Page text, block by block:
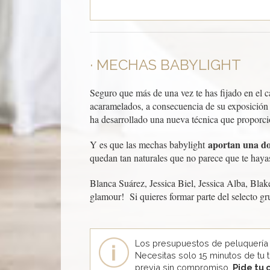
MECHAS BABYLIGHT
Seguro que más de una vez te has fijado en
acaramelados, a consecuencia de su
ha desarrollado una nueva técnica que
Y es que las mechas babylightaportan una
quedan tan naturales que no parece que te
Blanca Suárez, Jessica Biel, Jessica Alba,
glamour! Si quieres formar parte del selecto
Los presupuestos de
Necesitas solo 15 minutos de
previa sin compromiso. Pide tu